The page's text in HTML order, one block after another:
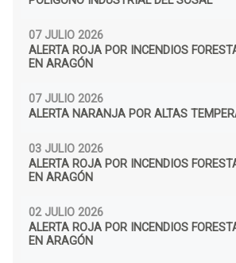
07 JULIO 2026
ALERTA ROJA POR INCENDIOS
EN ARAGÓN
07 JULIO 2026
ALERTA NARANJA POR ALTAS
03 JULIO 2026
ALERTA ROJA POR INCENDIOS
EN ARAGÓN
02 JULIO 2026
ALERTA ROJA POR INCENDIOS
EN ARAGÓN